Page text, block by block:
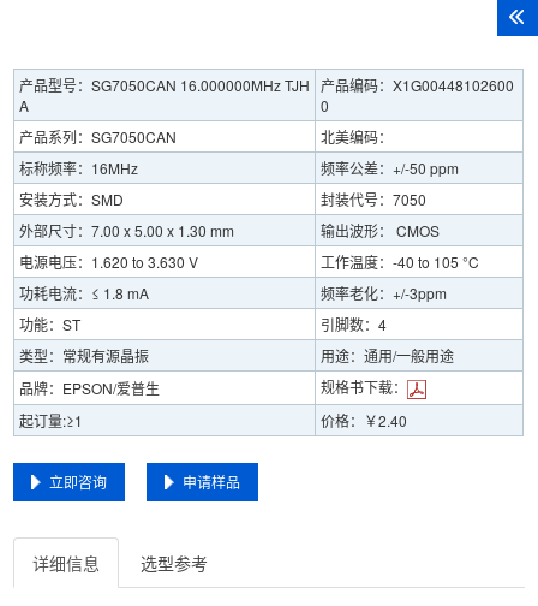
产品型号：SG7050CAN 16.000000MHz TJH
A
产品编码：X1G00448102600
0
产品系列：SG7050CAN
北美编码：
标称频率：16MHz
频率公差：+/-50 ppm
安装方式：SMD
封装代号：7050
外部尺寸：7.00 x 5.00 x 1.30 mm
输出波形： CMOS
电源电压：1.620 to 3.630 V
工作温度：-40 to 105 °C
功耗电流：≤ 1.8 mA
频率老化：+/-3ppm
功能：ST
引脚数：4
类型：常规有源晶振
用途：通用/一般用途
品牌：EPSON/爱普生
规格书下载：
起订量:≥1
价格：￥2.40
立即咨询 申请样品
详细信息 选型参考